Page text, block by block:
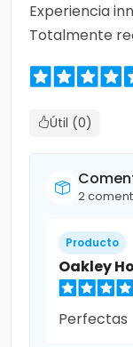
Experiencia
Totalmente
Útil (0)
2
Producto
Oakley
Perfectas